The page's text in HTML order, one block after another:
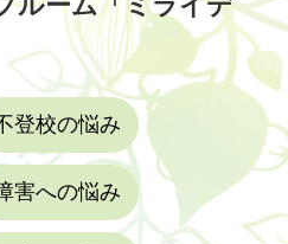
登校の悩み
害への悩み